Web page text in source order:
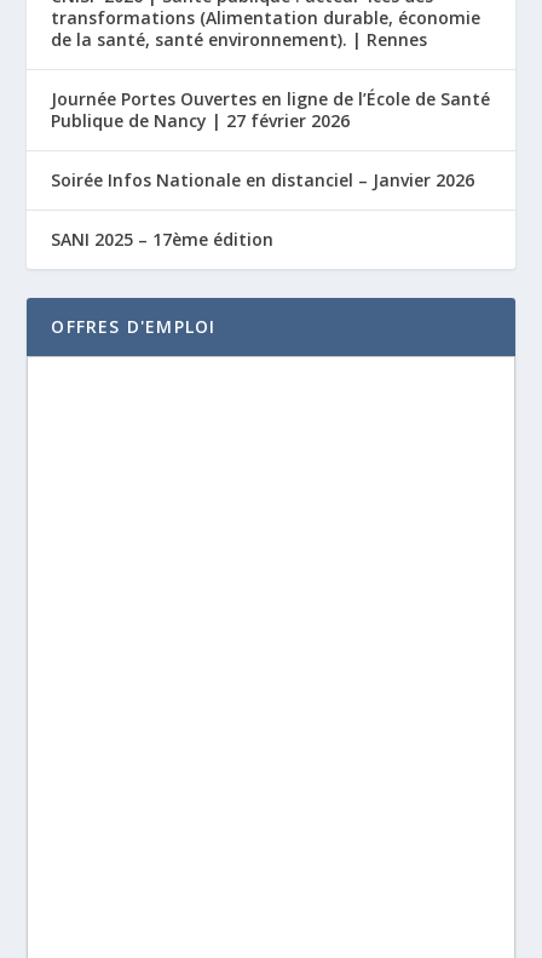
transformations (Alimentation durable, économie
de la santé, santé environnement). | Rennes
Journée Portes Ouvertes en ligne de l’École de Santé
Publique de Nancy | 27 février 2026
Soirée Infos Nationale en distanciel – Janvier 2026
SANI 2025 – 17ème édition
OFFRES D'EMPLOI